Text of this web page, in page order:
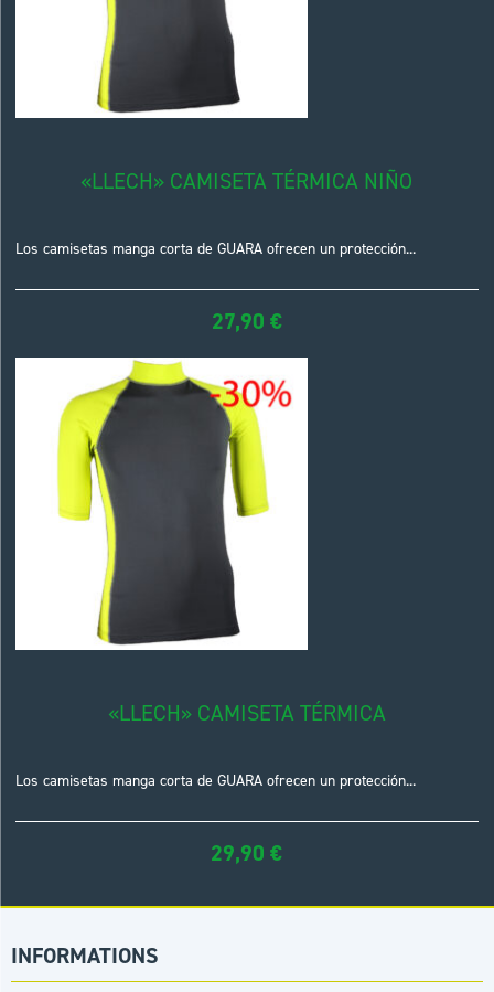
«LLECH» CAMISETA TÉRMICA NIÑO
Los camisetas manga corta de GUARA ofrecen un protección...
27,90 €
«LLECH» CAMISETA TÉRMICA
Los camisetas manga corta de GUARA ofrecen un protección...
29,90€
INFORMATIONS